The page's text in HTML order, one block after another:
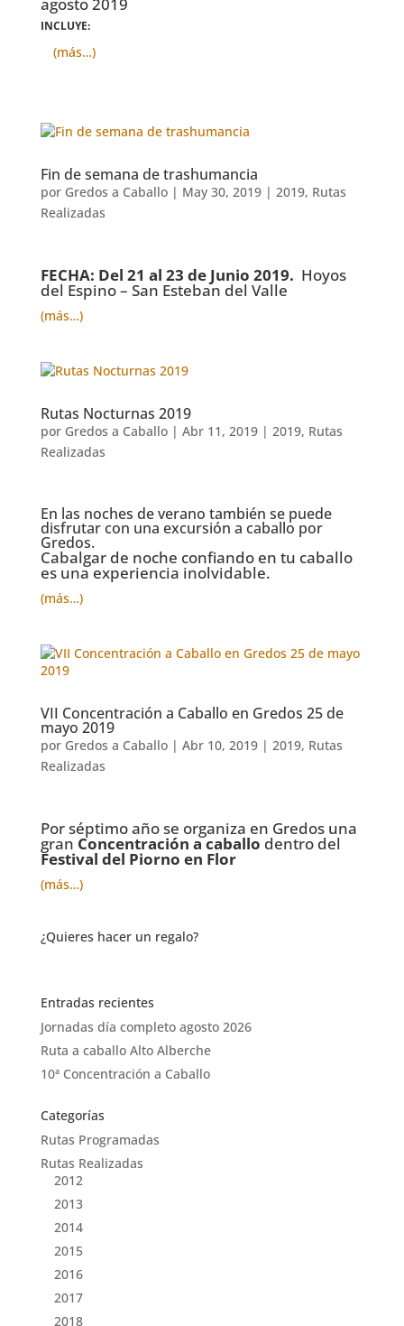
INCLUYE:
(más…)
Fin de semana de trashumancia
por Gredos a Caballo| May 30, 2019| 2019, Rutas
Realizadas
FECHA: Del 21 al 23 de Junio 2019. Hoyos
del Espino – San Esteban del Valle
(más…)
Rutas Nocturnas 2019
por Gredos a Caballo| Abr 11, 2019| 2019, Rutas
Realizadas
En las noches de verano también se puede
disfrutar con una excursión a caballo por
Gredos.
Cabalgar de noche confiando en tu caballo
es una experiencia inolvidable.
(más…)
VII Concentración a Caballo en Gredos 25 de
mayo 2019
por Gredos a Caballo| Abr 10, 2019| 2019, Rutas
Realizadas
Por séptimo año se organiza en Gredos una
gran Concentración a caballo dentro del
Festival del Piorno en Flor
(más…)
¿Quieres hacer un regalo?
Entradas recientes
Jornadas día completo agosto 2026
Ruta a caballo Alto Alberche
10ª Concentración a Caballo
Categorías
Rutas Programadas
Rutas Realizadas
2012
2013
2014
2015
2016
2017
2018